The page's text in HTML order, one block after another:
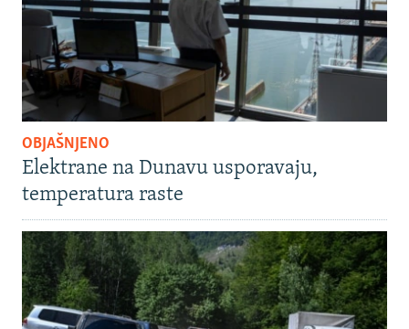
OBJAŠNJENO
Elektrane na Dunavu usporavaju,
temperatura raste